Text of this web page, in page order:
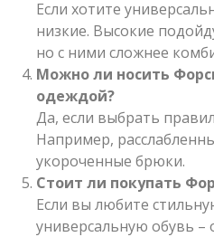
Если хотите
низкие. Высокие
но с ними сложнее
Можно ли носить
одеждой?
Да, если выбрать
Например,
укороченные брюки.
Стоит ли покупать
Если вы любите
универсальную обувь –